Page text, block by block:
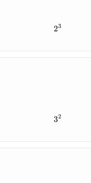
2^3
23
3^2
32